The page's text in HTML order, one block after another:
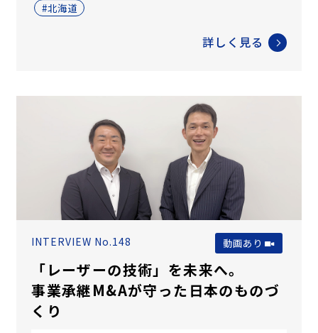
#北海道
詳しく見る
INTERVIEW No.148 動画あり
「レーザーの技術」を未来へ。
事業承継M&Aが守った日本のものづ
くり